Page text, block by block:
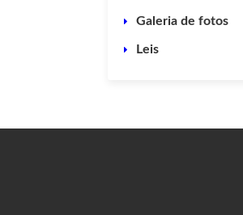
Galeria de fotos
Leis